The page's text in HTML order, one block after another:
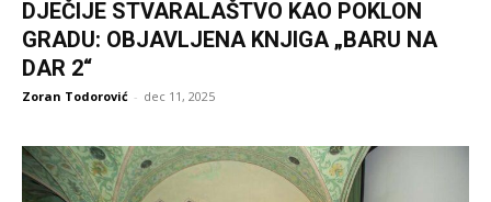
DJEČIJE STVARALAŠTVO KAO POKLON
GRADU: OBJAVLJENA KNJIGA „BARU NA
DAR 2“
Zoran Todorović - dec 11, 2025